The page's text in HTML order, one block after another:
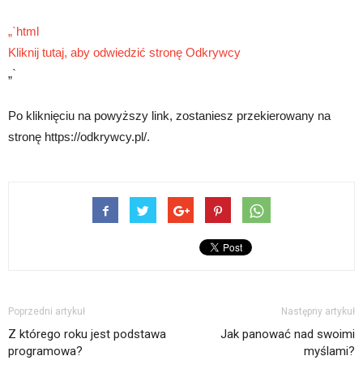
„`html
Kliknij tutaj, aby odwiedzić stronę Odkrywcy
„`
Po kliknięciu na powyższy link, zostaniesz przekierowany na
stronę https://odkrywcy.pl/.
Poprzedni artykuł
Z którego roku jest podstawa
programowa?
Następny artykuł
Jak panować nad swoimi
myślami?